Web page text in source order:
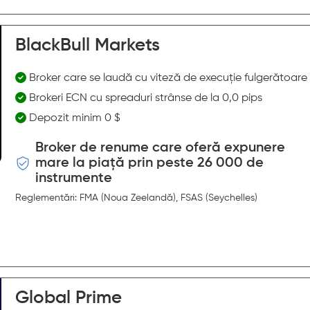
BlackBull Markets
Broker care se laudă cu viteză de execuție fulgerătoare
Brokeri ECN cu spreaduri strânse de la 0,0 pips
Depozit minim 0 $
Broker de renume care oferă expunere
mare la piață prin peste 26 000 de
instrumente
Reglementări: FMA (Noua Zeelandă), FSAS (Seychelles)
Global Prime